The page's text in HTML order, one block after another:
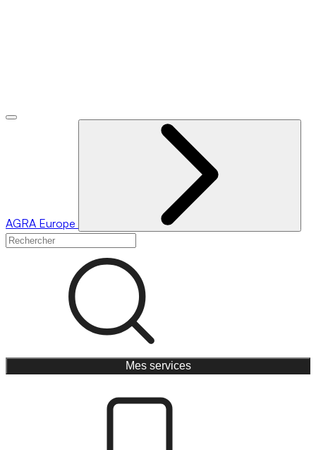
AGRA Europe
Mes services